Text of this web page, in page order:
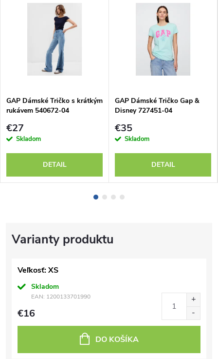
Veľkosť: XS
Skladom
EAN: 1200133701990
€16
DO KOŠÍKA
GAP Dámské Tričko s krátkým
rukávem 540672-04
€27
Skladom
DETAIL
GAP Dámské Tričko Gap &
Disney 727451-04
€35
Skladom
DETAIL